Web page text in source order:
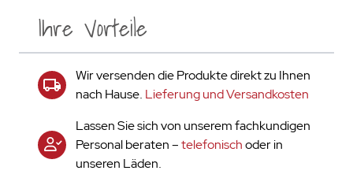
Ihre Vorteile
Wir versenden die Produkte direkt zu Ihnen
nach Hause. Lieferung und Versandkosten
Lassen Sie sich von unserem fachkundigen
Personal beraten –telefonischoder in
unseren Läden.